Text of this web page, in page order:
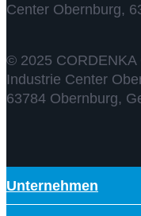
Center Obernburg,
© 2025 CORDENKA
Industrie Center
63784 Obernburg,
Unternehmen